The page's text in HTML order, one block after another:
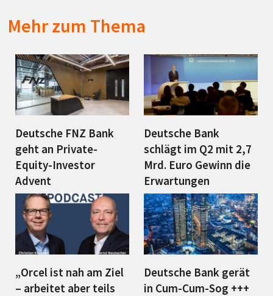
Mehr zum Thema
Deutsche FNZ Bank
geht an Private-
Equity-Investor
Advent
Deutsche Bank
schlägt im Q2 mit 2,7
Mrd. Euro Gewinn die
Erwartungen
„Orcel ist nah am Ziel
– arbeitet aber teils
Deutsche Bank gerät
in Cum-Cum-Sog +++